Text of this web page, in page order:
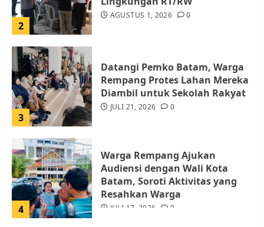
2
AGUSTUS 1, 2026 0
3
Datangi Pemko Batam, Warga
Rempang Protes Lahan Mereka
Diambil untuk Sekolah Rakyat
JULI 21, 2026 0
4
Warga Rempang Ajukan
Audiensi dengan Wali Kota
Batam, Soroti Aktivitas yang
Resahkan Warga
JULI 17, 2026 0